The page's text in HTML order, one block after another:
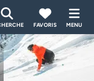
FAVORIS MENU